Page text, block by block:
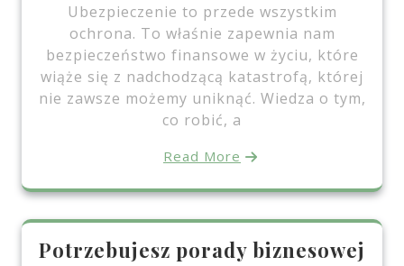
Ubezpieczenie to przede wszystkim
ochrona. To właśnie zapewnia nam
bezpieczeństwo finansowe w życiu, które
wiąże się z nadchodzącą katastrofą, której
nie zawsze możemy uniknąć. Wiedza o tym,
co robić, a
Read More
Potrzebujesz porady biznesowej